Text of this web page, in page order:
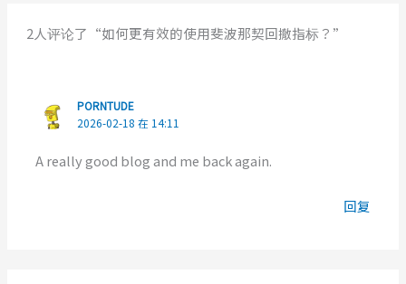
2人评论了“如何更有效的使用斐波那契回撤指标？”
PORNTUDE
2026-02-18 在 14:11
A really good blog and me back again.
回复